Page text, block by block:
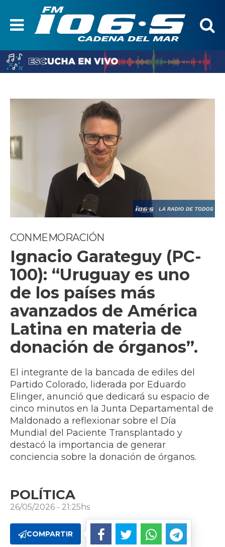
CONMEMORACIÓN
Ignacio Garateguy (PC-
100): “Uruguay es uno
de los países más
avanzados de América
Latina en materia de
donación de órganos”.
El integrante de la bancada de ediles del
Partido Colorado, liderada por Eduardo
Elinger, anunció que dedicará su espacio de
cinco minutos en la Junta Departamental de
Maldonado a reflexionar sobre el Día
Mundial del Paciente Transplantado y
destacó la importancia de generar
conciencia sobre la donación de órganos.
POLÍTICA
26/05/2026 - 21:25hs
COMPARTIR